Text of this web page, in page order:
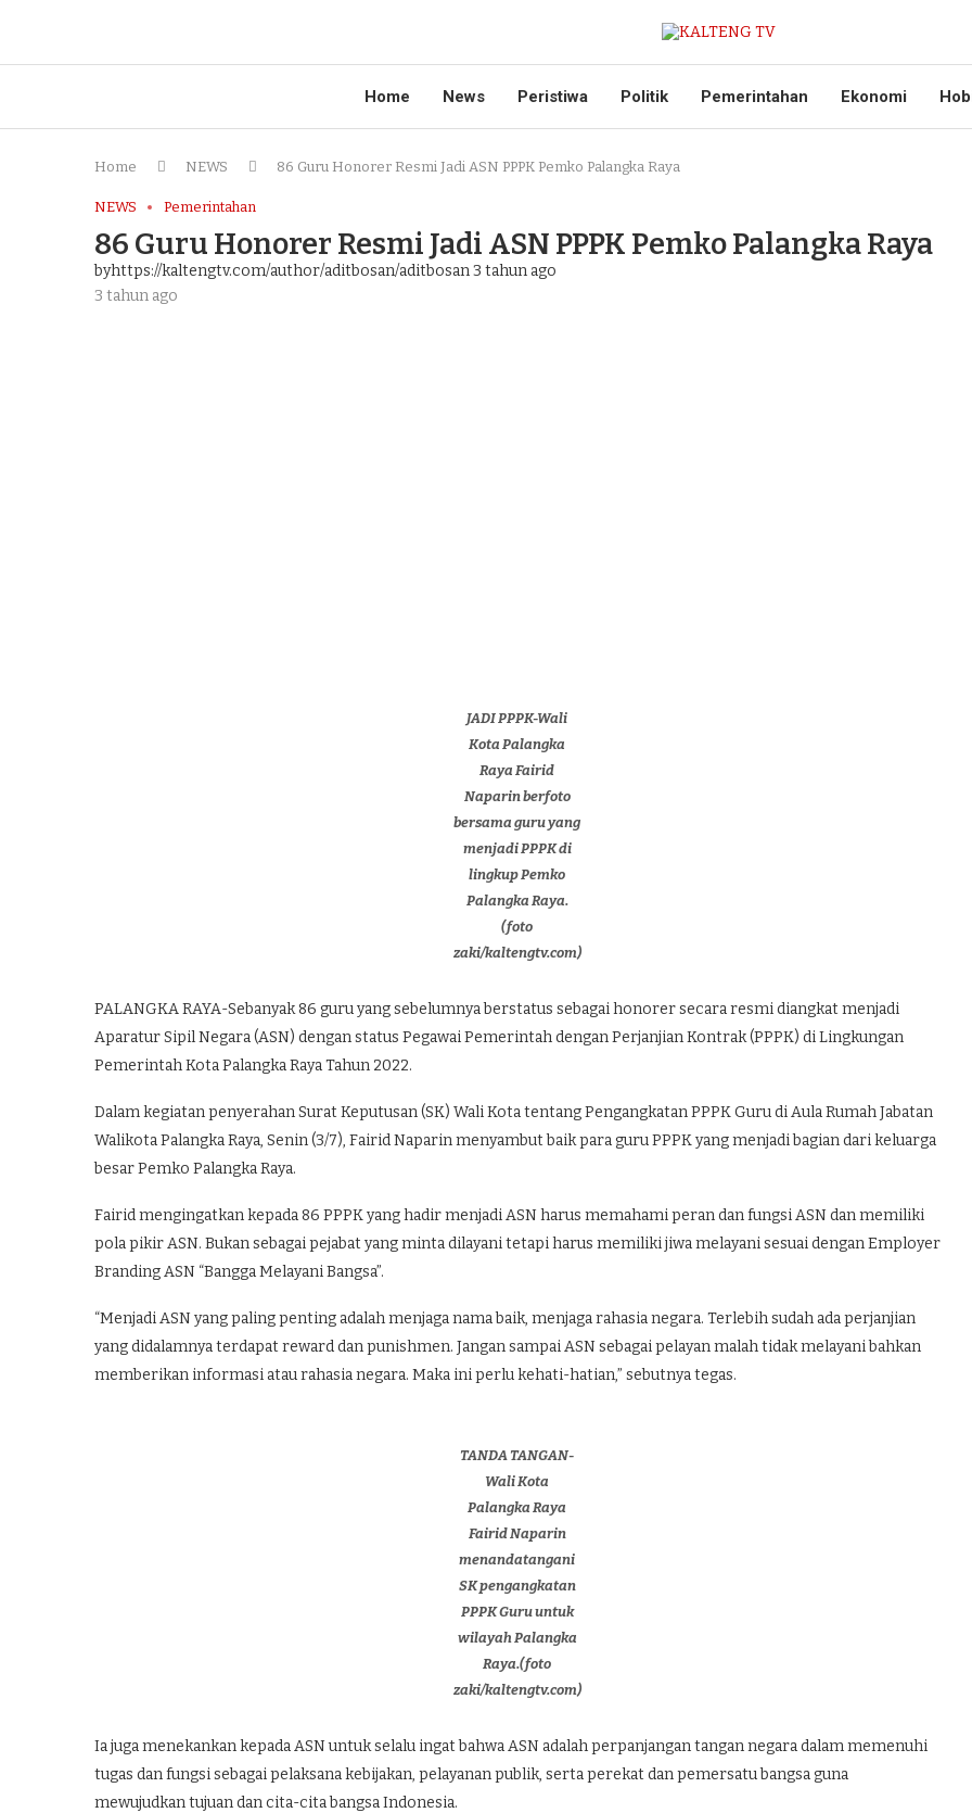
Home News Peristiwa Politik Pemerintahan Ekonomi
Home NEWS 86 Guru Honorer Resmi Jadi ASN PPPK Pemko Palangka Raya
NEWS Pemerintahan
86 Guru Honorer Resmi Jadi ASN PPPK Pemko Palangka Raya
byhttps://kaltengtv.com/author/aditbosan/aditbosan3 tahun ago
3 tahun ago
JADI PPPK-Wali
Kota Palangka
Raya Fairid
Naparin berfoto
bersama guru yang
menjadi PPPK di
lingkup Pemko
Palangka Raya.
(foto
zaki/kaltengtv.com)
PALANGKA RAYA-Sebanyak 86 guru yang sebelumnya berstatus sebagai honorer secara resmi diangkat menjadi
Aparatur Sipil Negara (ASN) dengan status Pegawai Pemerintah dengan Perjanjian Kontrak (PPPK) di Lingkungan
Pemerintah Kota Palangka Raya Tahun 2022.
Dalam kegiatan penyerahan Surat Keputusan (SK) Wali Kota tentang Pengangkatan PPPK Guru di Aula Rumah Jabatan
Walikota Palangka Raya, Senin (3/7), Fairid Naparin menyambut baik para guru PPPK yang menjadi bagian dari keluarga
besar Pemko Palangka Raya.
Fairid mengingatkan kepada 86 PPPK yang hadir menjadi ASN harus memahami peran dan fungsi ASN dan memiliki
pola pikir ASN. Bukan sebagai pejabat yang minta dilayani tetapi harus memiliki jiwa melayani sesuai dengan Employer
Branding ASN “Bangga Melayani Bangsa”.
“Menjadi ASN yang paling penting adalah menjaga nama baik, menjaga rahasia negara. Terlebih sudah ada perjanjian
yang didalamnya terdapat reward dan punishmen. Jangan sampai ASN sebagai pelayan malah tidak melayani bahkan
memberikan informasi atau rahasia negara. Maka ini perlu kehati-hatian,” sebutnya tegas.
TANDA TANGAN-
Wali Kota
Palangka Raya
Fairid Naparin
menandatangani
SK pengangkatan
PPPK Guru untuk
wilayah Palangka
Raya.(foto
zaki/kaltengtv.com)
Ia juga menekankan kepada ASN untuk selalu ingat bahwa ASN adalah perpanjangan tangan negara dalam memenuhi
tugas dan fungsi sebagai pelaksana kebijakan, pelayanan publik, serta perekat dan pemersatu bangsa guna
mewujudkan tujuan dan cita-cita bangsa Indonesia.